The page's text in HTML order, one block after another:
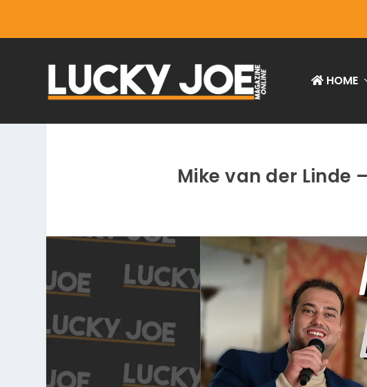
HOME
Mike van der Linde